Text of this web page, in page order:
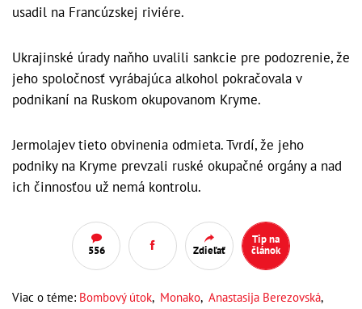
usadil na Francúzskej riviére.
Ukrajinské úrady naňho uvalili sankcie pre podozrenie, že
jeho spoločnosť vyrábajúca alkohol pokračovala v
podnikaní na Ruskom okupovanom Kryme.
Jermolajev tieto obvinenia odmieta. Tvrdí, že jeho
podniky na Kryme prevzali ruské okupačné orgány a nad
ich činnosťou už nemá kontrolu.
556 Zdieľať
Tip na
článok
Viac o téme: Bombový útok, Monako, Anastasija Berezovská,